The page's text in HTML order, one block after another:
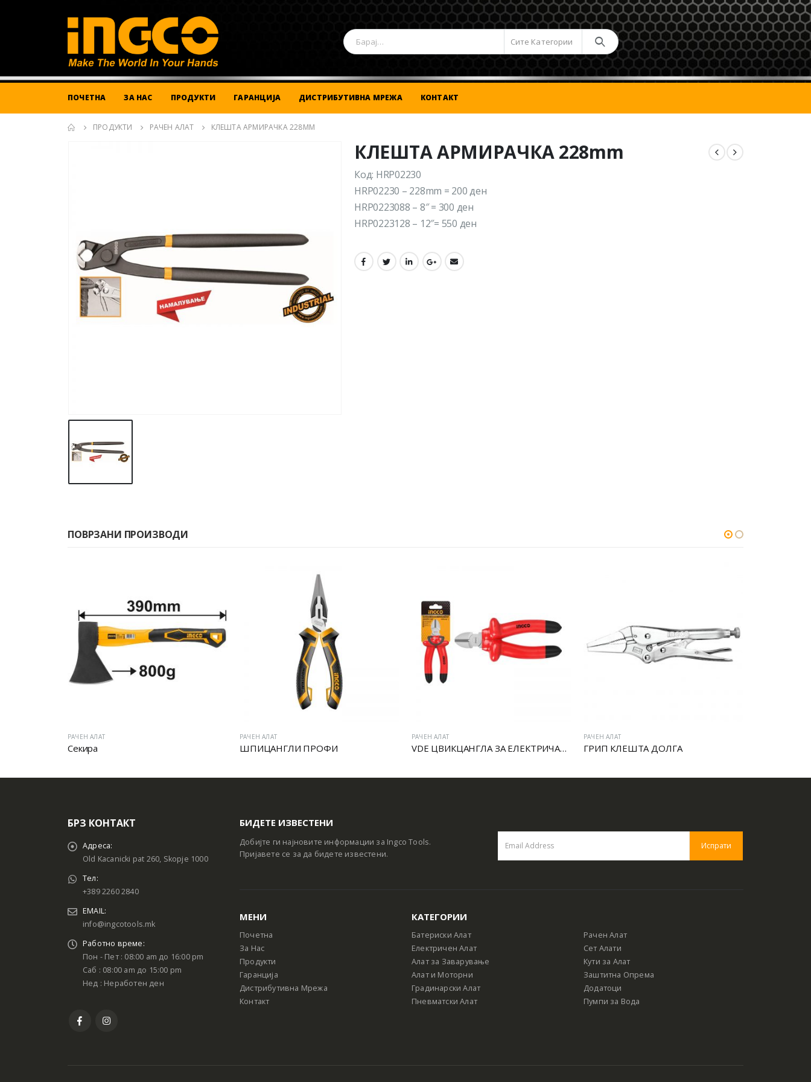
Сите Категории
ПОЧЕТНА ЗА НАС ПРОДУКТИ ГАРАНЦИЈА ДИСТРИБУТИВНА МРЕЖА КОНТАКТ
ПРОДУКТИ РАЧЕН АЛАТ КЛЕШТА АРМИРАЧКА 228MM
КЛЕШТА АРМИРАЧКА 228mm
Код: HRP02230
HRP02230 – 228mm = 200 ден
HRP0223088 – 8″ = 300 ден
HRP0223128 – 12″= 550 ден
ПОВРЗАНИ ПРОИЗВОДИ
VDE ЦВИКЦАНГЛА ЗА ЕЛЕКТРИЧАРИ ГРИП КЛЕШТА ДОЛГА Клешта шпицангла
БРЗ КОНТАКТ
Адреса:
Old Kacanicki pat 260, Skopje 1000
Тел:
+389 2260 2840
EMAIL:
info@ingcotools.mk
Работно време:
Пон - Пет : 08:00 am до 16:00 pm
Саб : 08:00 am до 15:00 pm
Нед : Неработен ден
БИДЕТЕ ИЗВЕСТЕНИ
Добијте ги најновите информации за Ingco Tools.
Пријавете се за да бидете известени.
МЕНИ
Почетна
За Нас
Продукти
Гаранција
Дистрибутивна Мрежа
Контакт
КАТЕГОРИИ
Батериски Алат
Електричен Алат
Алат за Заварување
Алат и Моторни
Градинарски Алат
Пневматски Алат
Рачен Алат
Сет Алати
Кути за Алат
Заштитна Опрема
Додатоци
Пумпи за Вода